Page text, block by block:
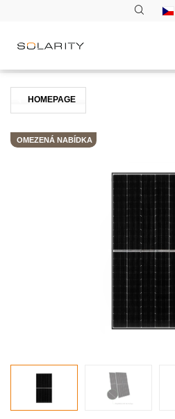
MENU
HOMEPAGE
OMEZENÁ NABÍDKA